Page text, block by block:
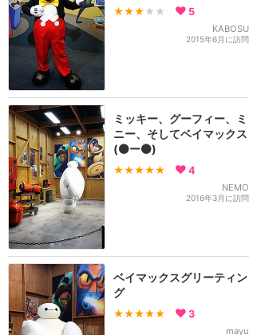
★★★ ★★ 5
KABOSU
2015年6月に訪問
ミッキー、グーフィー、ミ
ニー、そしてベイマックス
(⚫ー⚫)
★★★★★ 4
NEMO
2016年3月に訪問
ベイマックスグリーティン
グ
★★★★★ 3
mayu